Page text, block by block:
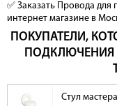
✅ Заказать Провода
интернет магазине в
ПОКУПАТЕЛИ,
ПОДКЛЮЧЕНИЯ
Стул